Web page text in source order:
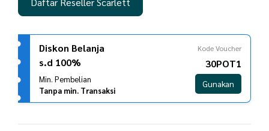
Diskon Belanja
s.d 100%
Min. Pembelian
Tanpa min. Transaksi
Kode Voucher
30POT1
Gunakan